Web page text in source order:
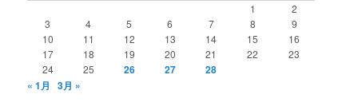
1
2
3
4 5 6 7 8
9
10
11 12 13 14 15
16
17
18 19 20 21 22
23
24
25 26 27
28
« 1月
3月 »